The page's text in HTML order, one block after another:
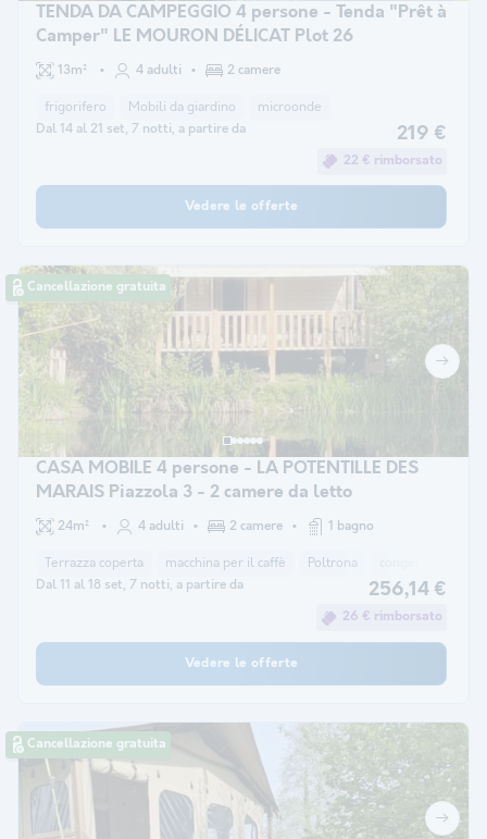
TENDA DA CAMPEGGIO 4 persone - Tenda "Prêt à
Camper" LE MOURON DÉLICAT Plot 26
13m² 4 adulti 2 camere
frigorifero Mobili da giardino microonde
Dal 14 al 21 set, 7 notti, a partire da 219 €
22 € rimborsato
Vedere le offerte
Cancellazione gratuita
CASA MOBILE 4 persone - LA POTENTILLE DES
MARAIS Piazzola 3 - 2 camere da letto
24m² 4 adulti 2 camere 1 bagno
Terrazza coperta macchina per il caffè Poltrona
Dal 11 al 18 set, 7 notti, a partire da 256,14 €
26 € rimborsato
Vedere le offerte
Cancellazione gratuita